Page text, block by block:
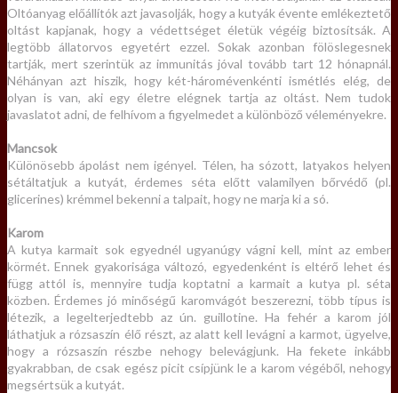
Oltóanyag előállítók azt javasolják, hogy a kutyák évente emlékeztető
oltást kapjanak, hogy a védettséget életük végéig biztosítsák. A
legtöbb állatorvos egyetért ezzel. Sokak azonban fölöslegesnek
tartják, mert szerintük az immunitás jóval tovább tart 12 hónapnál.
Néhányan azt hiszik, hogy két-háromévenkénti ismétlés elég, de
olyan is van, aki egy életre elégnek tartja az oltást. Nem tudok
javaslatot adni, de felhívom a figyelmedet a különböző véleményekre.
Mancsok
Különösebb ápolást nem igényel. Télen, ha sózott, latyakos helyen
sétáltatjuk a kutyát, érdemes séta előtt valamilyen bőrvédő (pl.
glicerines) krémmel bekenni a talpait, hogy ne marja ki a só.
Karom
A kutya karmait sok egyednél ugyanúgy vágni kell, mint az ember
körmét. Ennek gyakorisága változó, egyedenként is eltérő lehet és
függ attól is, mennyire tudja koptatni a karmait a kutya pl. séta
közben. Érdemes jó minőségű karomvágót beszerezni, több típus is
létezik, a legelterjedtebb az ún. guillotine. Ha fehér a karom jól
láthatjuk a rózsaszín élő részt, az alatt kell levágni a karmot, ügyelve,
hogy a rózsaszín részbe nehogy belevágjunk. Ha fekete inkább
gyakrabban, de csak egész picit csípjünk le a karom végéből, nehogy
megsértsük a kutyát.